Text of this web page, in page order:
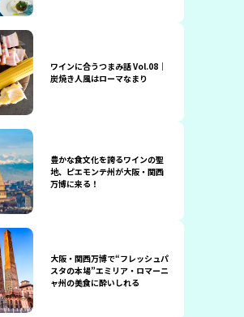
ワインに合うつまみ話 Vol.08｜
炭焼き人風はローマなまり
豊かな食文化を誇るワインの聖
地、ピエモンテ州が大阪・関西
万博に来る！
大阪・関西万博で“フレッシュパ
スタの本場”エミリア・ロマーニ
ャ州の美食に酔いしれる